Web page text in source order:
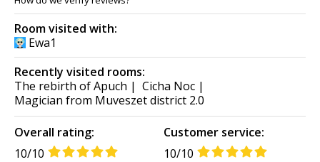
Room visited with:
Ewa1
Recently visited rooms:
The rebirth of Apuch | Cicha Noc |
Magician from Muveszet district 2.0
Overall rating:
10/10
Customer service:
10/10